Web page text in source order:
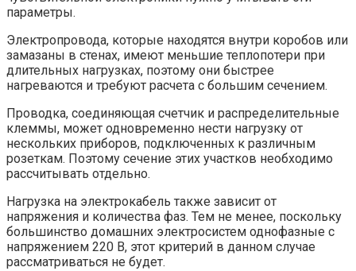
параметры.
Электропровода, которые находятся внутри коробов или
замазаны в стенах, имеют меньшие теплопотери при
длительных нагрузках, поэтому они быстрее
нагреваются и требуют расчета с большим сечением.
Проводка, соединяющая счетчик и распределительные
клеммы, может одновременно нести нагрузку от
нескольких приборов, подключенных к различным
розеткам. Поэтому сечение этих участков необходимо
рассчитывать отдельно.
Нагрузка на электрокабель также зависит от
напряжения и количества фаз. Тем не менее, поскольку
большинство домашних электросистем однофазные с
напряжением 220 В, этот критерий в данном случае
рассматриваться не будет.